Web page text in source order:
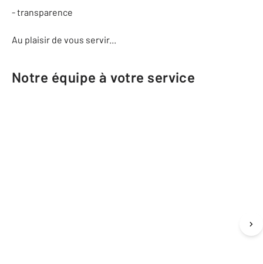
- transparence
Au plaisir de vous servir...
Notre équipe à votre service